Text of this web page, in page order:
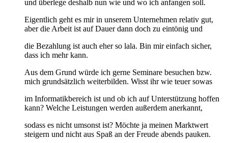
und überlege deshalb nun wie und wo ich anfangen soll.
Eigentlich geht es mir in unserem Unternehmen relativ gut,
aber die Arbeit ist auf Dauer dann doch zu eintönig und
die Bezahlung ist auch eher so lala. Bin mir einfach sicher,
dass ich mehr kann.
Aus dem Grund würde ich gerne Seminare besuchen bzw.
mich grundsätzlich weiterbilden. Wisst ihr wie teuer sowas
im Informatikbereich ist und ob ich auf Unterstützung hoffen
kann? Welche Leistungen werden außerdem anerkannt,
sodass es nicht umsonst ist? Möchte ja meinen Marktwert
steigern und nicht aus Spaß an der Freude abends pauken.